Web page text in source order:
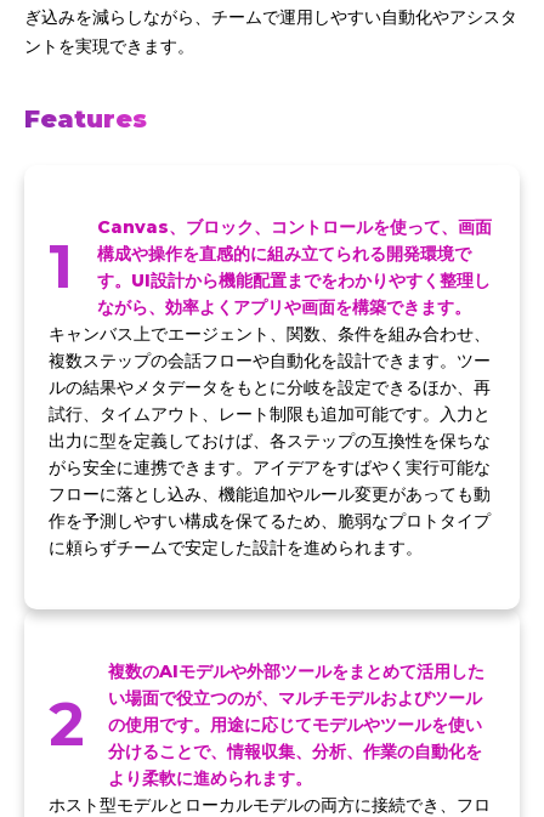
ぎ込みを減らしながら、チームで運用しやすい自動化やアシスタ
ントを実現できます。
Features
1
Canvas、ブロック、コントロールを使って、画面
構成や操作を直感的に組み立てられる開発環境で
す。UI設計から機能配置までをわかりやすく整理し
ながら、効率よくアプリや画面を構築できます。
キャンバス上でエージェント、関数、条件を組み合わせ、
複数ステップの会話フローや自動化を設計できます。ツー
ルの結果やメタデータをもとに分岐を設定できるほか、再
試行、タイムアウト、レート制限も追加可能です。入力と
出力に型を定義しておけば、各ステップの互換性を保ちな
がら安全に連携できます。アイデアをすばやく実行可能な
フローに落とし込み、機能追加やルール変更があっても動
作を予測しやすい構成を保てるため、脆弱なプロトタイプ
に頼らずチームで安定した設計を進められます。
2
複数のAIモデルや外部ツールをまとめて活用した
い場面で役立つのが、マルチモデルおよびツール
の使用です。用途に応じてモデルやツールを使い
分けることで、情報収集、分析、作業の自動化を
より柔軟に進められます。
ホスト型モデルとローカルモデルの両方に接続でき、フロ